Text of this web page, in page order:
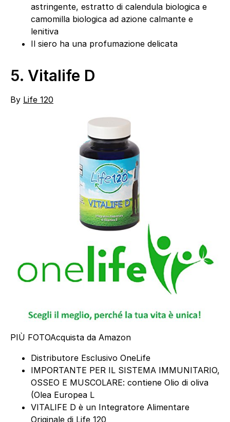
astringente, estratto di calendula biologica e
camomilla biologica ad azione calmante e
lenitiva
Il siero ha una profumazione delicata
5. Vitalife D
By Life 120
PIÙ FOTOAcquista da Amazon
Distributore Esclusivo OneLife
IMPORTANTE PER IL SISTEMA IMMUNITARIO,
OSSEO E MUSCOLARE: contiene Olio di oliva
(Olea Europea L
VITALIFE D è un Integratore Alimentare
Originale di Life 120